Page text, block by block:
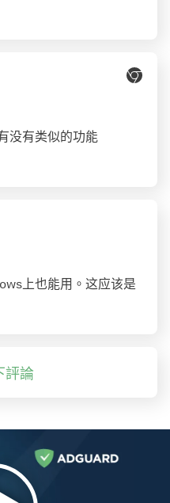
没有类似的功能
上也能用。这应该是
評論